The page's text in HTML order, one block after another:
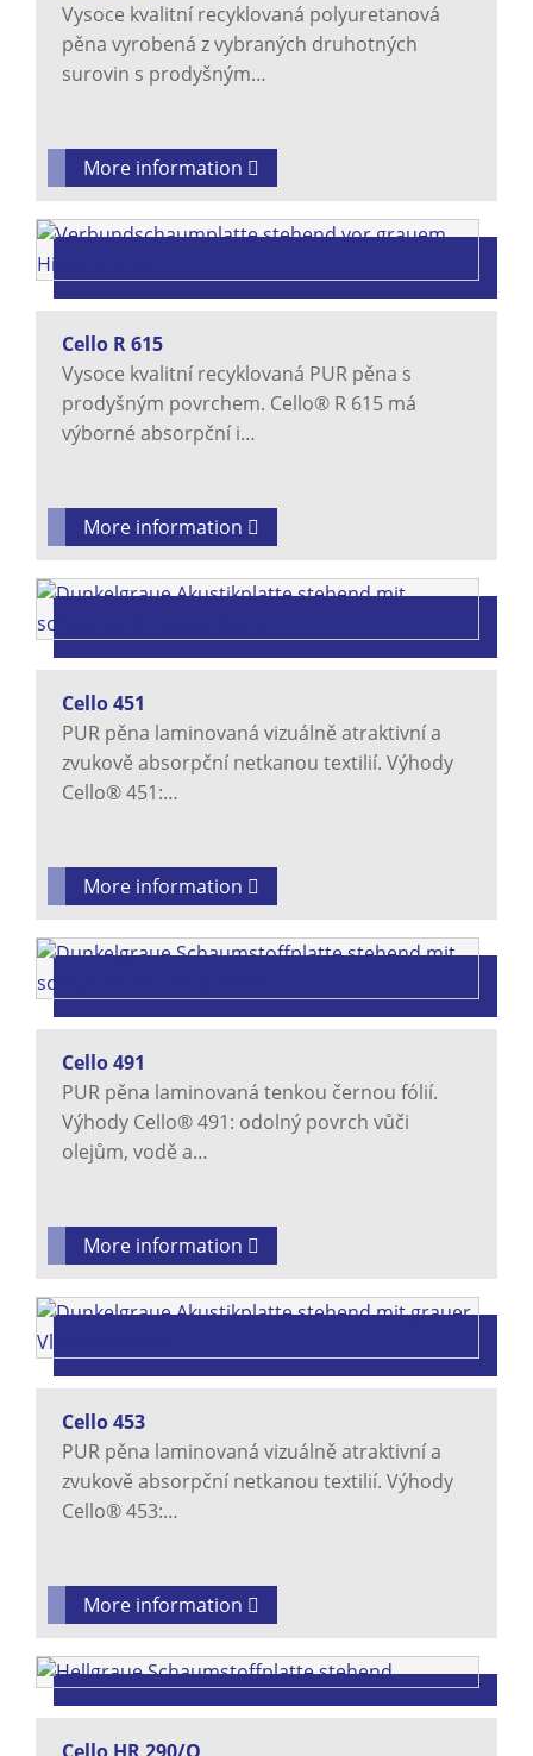
Vysoce kvalitní recyklovaná polyuretanová
pěna vyrobená z vybraných druhotných
surovin s prodyšným…
More information
Cello R 615
Vysoce kvalitní recyklovaná PUR pěna s
prodyšným povrchem. Cello® R 615 má
výborné absorpční i…
More information
Cello 451
PUR pěna laminovaná vizuálně atraktivní a
zvukově absorpční netkanou textilií. Výhody
Cello® 451:…
More information
Cello 491
PUR pěna laminovaná tenkou černou fólií.
Výhody Cello® 491: odolný povrch vůči
olejům, vodě a…
More information
Cello 453
PUR pěna laminovaná vizuálně atraktivní a
zvukově absorpční netkanou textilií. Výhody
Cello® 453:…
More information